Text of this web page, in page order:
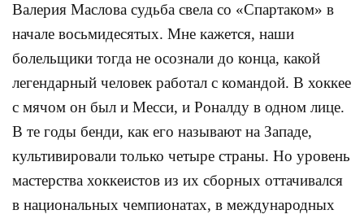
Валерия Маслова судьба свела со «Спартаком» в
начале восьмидесятых. Мне кажется, наши
болельщики тогда не осознали до конца, какой
легендарный человек работал с командой. В хоккее
с мячом он был и Месси, и Роналду в одном лице.
В те годы бенди, как его называют на Западе,
культивировали только четыре страны. Но уровень
мастерства хоккеистов из их сборных оттачивался
в национальных чемпионатах, в международных